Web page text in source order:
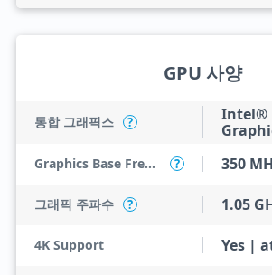
GPU 사양
통합 그래픽스 ?
Intel®
Graphics Base Frequency ? 350
그래픽 주파수 ? 1.05
4K Support Yes |